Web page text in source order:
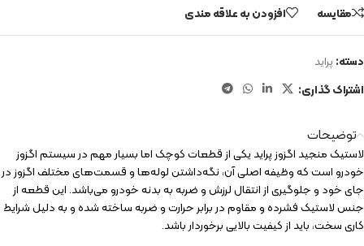
مقایسه افزودن به علاقه مندی
دسته: پراید
اشتراک گذاری:
توضیحات
لاستیک منجید اگزوز پراید یکی از قطعات کوچک اما بسیار مهم در سیستم اگزوز
خودرو است که وظیفه اصلی آن، نگه‌داشتن لوله‌ها و قسمت‌های مختلف اگزوز در
جای خود و جلوگیری از انتقال لرزش و ضربه به بدنه خودرو می‌باشد. این قطعه از
جنس لاستیک فشرده و مقاوم در برابر حرارت و ضربه ساخته شده و به دلیل شرایط
کاری سخت، باید از کیفیت بالایی برخوردار باشد.